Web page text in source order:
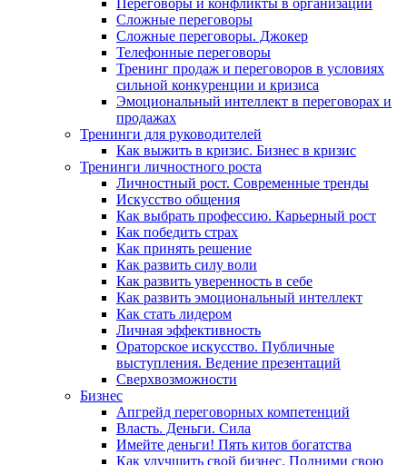
Переговоры и конфликты в организации
Сложные переговоры
Сложные переговоры. Джокер
Телефонные переговоры
Тренинг продаж и переговоров в условиях
сильной конкуренции и кризиса
Эмоциональный интеллект в переговорах и
продажах
Тренинги для руководителей
Как выжить в кризис. Бизнес в кризис
Тренинги личностного роста
Личностный рост. Современные тренды
Искусство общения
Как выбрать профессию. Карьерный рост
Как победить страх
Как принять решение
Как развить силу воли
Как развить уверенность в себе
Как развить эмоциональный интеллект
Как стать лидером
Личная эффективность
Ораторское искусство. Публичные
выступления. Ведение презентаций
Сверхвозможности
Бизнес
Апгрейд переговорных компетенций
Власть. Деньги. Сила
Имейте деньги! Пять китов богатства
Как улучшить свой бизнес. Подними свою